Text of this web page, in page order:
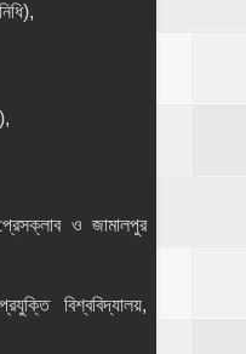
ও জামালপুর
বিশ্ববিদ্যালয়,